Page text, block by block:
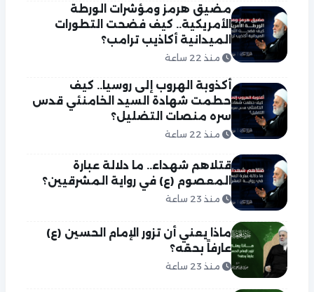
مضيق هرمز ومؤشرات الورطة
الأمريكية.. كيف فضحت التطورات
الميدانية أكاذيب ترامب؟
منذ 22 ساعة
أكذوبة الهروب إلى روسيا.. كيف
حطمت شهادة السيد الخامنئي قدس
سره منصات التضليل؟
منذ 22 ساعة
قتلاهم شهداء.. ما دلالة عبارة
المعصوم (ع) في رواية المشرقيين؟
منذ 23 ساعة
ماذا يعني أن تزور الإمام الحسين (ع)
عارفاً بحقه؟
منذ 23 ساعة